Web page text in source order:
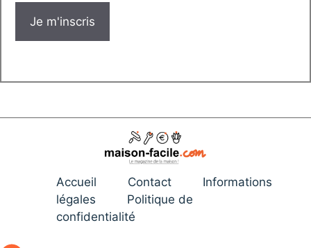
Accueil Contact
Informations
légales
Politique de
confidentialité